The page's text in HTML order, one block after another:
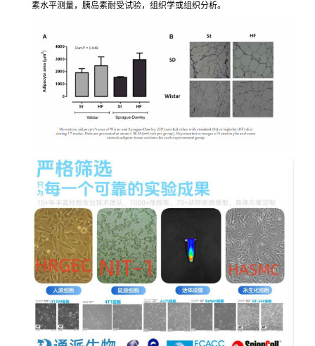
素水平测量，胰岛素耐受试验，组织学或组织分析。